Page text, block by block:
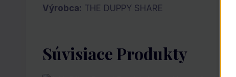
Výrobca: THE DUPPY SHARE
Súvisiace Produkty